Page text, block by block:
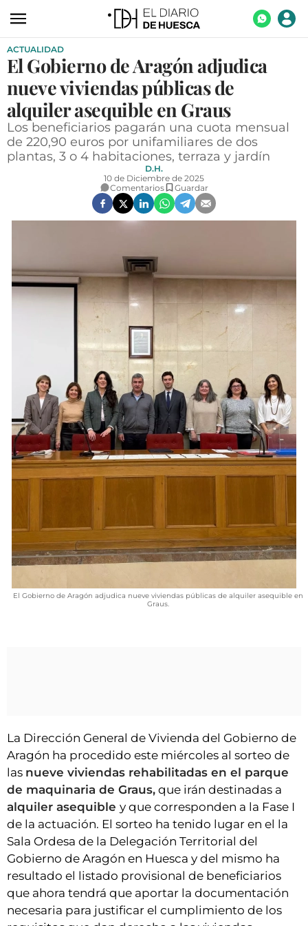
ACTUALIDAD
ECONOMÍA
TECNOLOGÍA
TURISMO
AGROALIMENTACIÓN
GALERÍAS
FIESTAS EN EL ALTO ARAGÓN
FIESTAS DE SAN LORENZO
AGENDA
CARTELERA
FARMACIAS
CLUB DEL AMIGO MILITANTE
ACTUALIDAD
El Gobierno de Aragón adjudica
nueve viviendas públicas de
alquiler asequible en Graus
Los beneficiarios pagarán una cuota mensual
de 220,90 euros por unifamiliares de dos
plantas, 3 o 4 habitaciones, terraza y jardín
D.H.
10 de Diciembre de 2025
Comentarios
Guardar
El Gobierno de Aragón adjudica nueve viviendas públicas de alquiler asequible en
Graus.
La Dirección General de Vivienda del Gobierno de
Aragón ha procedido este miércoles al sorteo de
las nueve viviendas rehabilitadas en el parque
de maquinaria de Graus, que irán destinadas a
alquiler asequible y que corresponden a la Fase I
de la actuación. El sorteo ha tenido lugar en el la
Sala Ordesa de la Delegación Territorial del
Gobierno de Aragón en Huesca y del mismo ha
resultado el listado provisional de beneficiarios
que ahora tendrá que aportar la documentación
necesaria para justificar el cumplimiento de los